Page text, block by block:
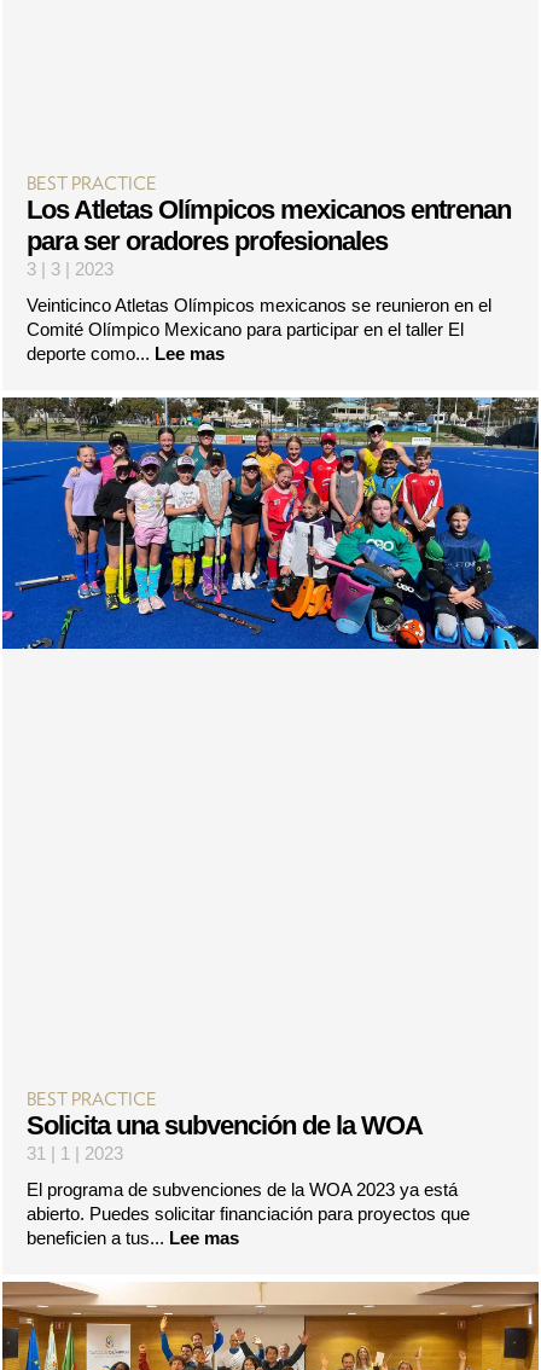
BEST PRACTICE
Los Atletas Olímpicos mexicanos entrenan
para ser oradores profesionales
3 | 3 | 2023
Veinticinco Atletas Olímpicos mexicanos se reunieron en el
Comité Olímpico Mexicano para participar en el taller El
deporte como... Lee mas
BEST PRACTICE
Solicita una subvención de la WOA
31 | 1 | 2023
El programa de subvenciones de la WOA 2023 ya está
abierto. Puedes solicitar financiación para proyectos que
beneficien a tus... Lee mas